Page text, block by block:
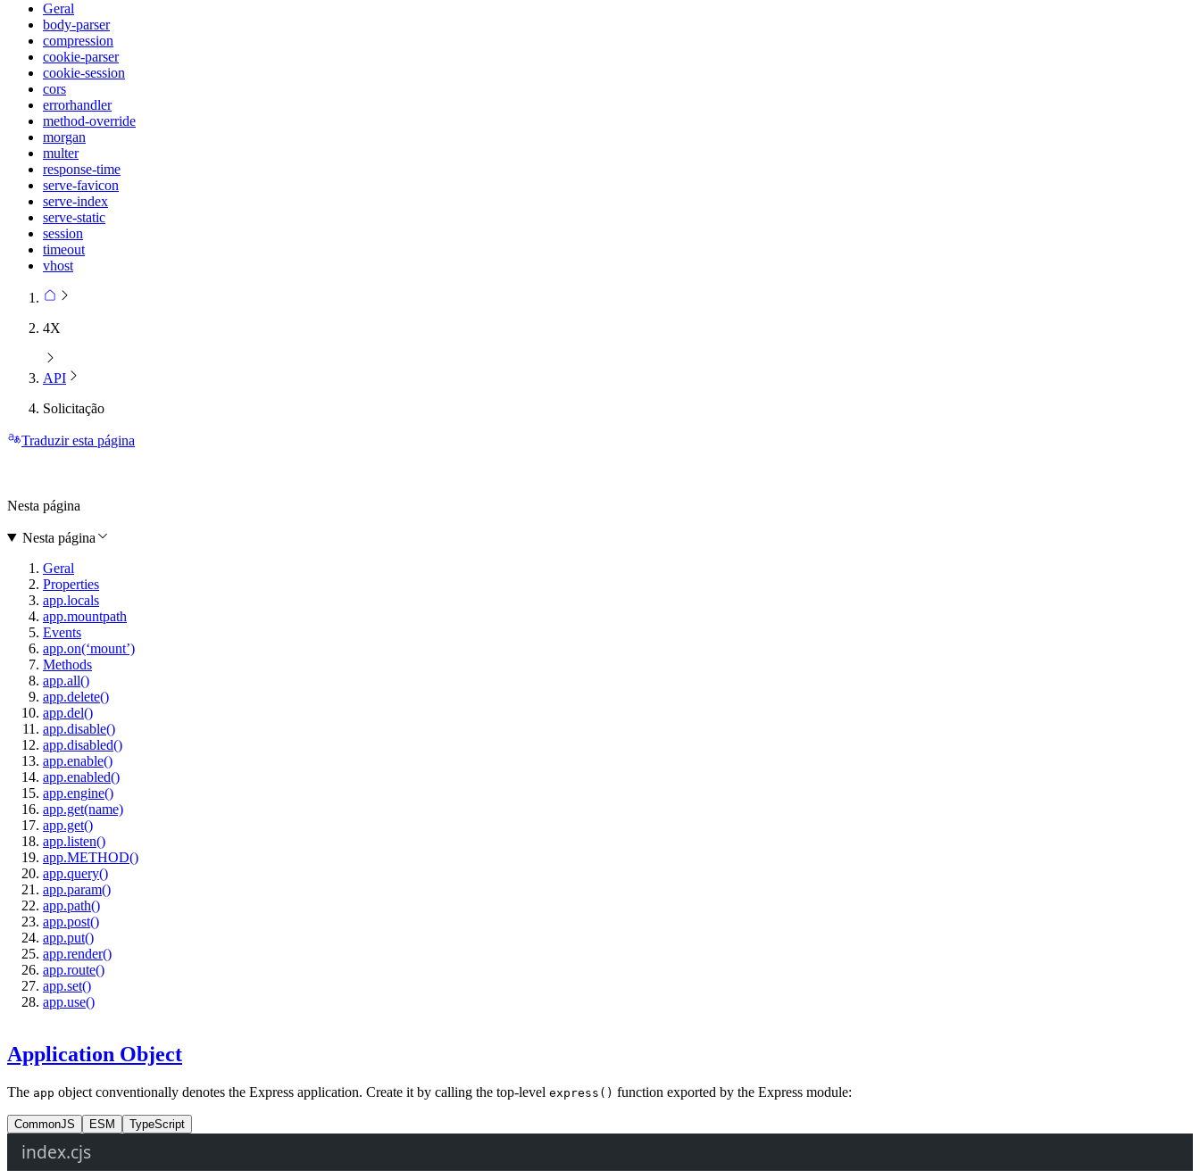
Geral
body-parser
compression
cookie-parser
cookie-session
cors
errorhandler
method-override
morgan
multer
response-time
serve-favicon
serve-index
serve-static
session
timeout
vhost
4X
API
Solicitação
Traduzir esta página
Application Object
The app object conventionally denotes the Express application. Create it by calling the top-level express() function exported by the Express module:
CommonJS ESM TypeScript
index.cjs
Nesta página
Nesta página
Geral
Properties
app.locals
app.mountpath
Events
app.on(‘mount’)
Methods
app.all()
app.delete()
app.del()
app.disable()
app.disabled()
app.enable()
app.enabled()
app.engine()
app.get(name)
app.get()
app.listen()
app.METHOD()
app.query()
app.param()
app.path()
app.post()
app.put()
app.render()
app.route()
app.set()
app.use()